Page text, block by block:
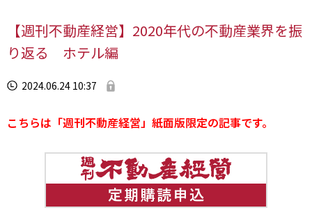
【週刊不動産経営】2020年代の不動産業界を振
り返る ホテル編
2024.06.24 10:37
こちらは「週刊不動産経営」紙面版限定の記事です。